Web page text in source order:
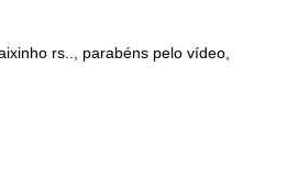
rs.., parabéns pelo vídeo,